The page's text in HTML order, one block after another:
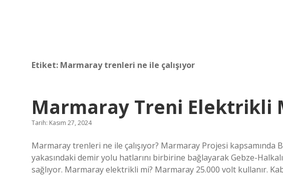
Etiket: Marmaray trenleri ne ile çalışıyor
Marmaray Treni Elektrikli
Tarih: Kasım 27, 2024
Marmaray trenleri ne ile çalışıyor? Marmaray Projesi kapsamında
yakasındaki demir yolu hatlarını birbirine bağlayarak Gebze-
sağlıyor. Marmaray elektrikli mi? Marmaray 25.000 volt kullanır.